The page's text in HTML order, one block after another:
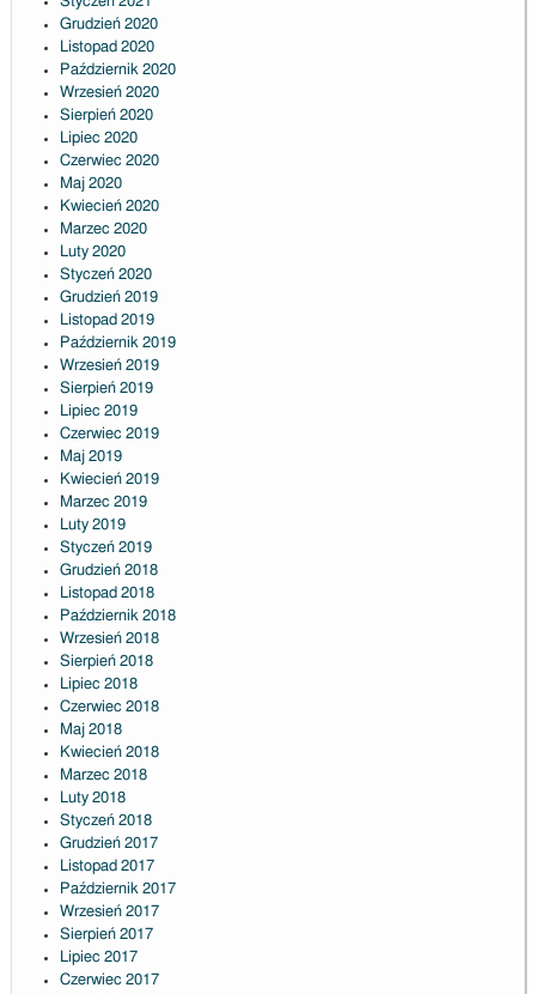
Grudzień 2020
Listopad 2020
Październik 2020
Wrzesień 2020
Sierpień 2020
Lipiec 2020
Czerwiec 2020
Maj 2020
Kwiecień 2020
Marzec 2020
Luty 2020
Styczeń 2020
Grudzień 2019
Listopad 2019
Październik 2019
Wrzesień 2019
Sierpień 2019
Lipiec 2019
Czerwiec 2019
Maj 2019
Kwiecień 2019
Marzec 2019
Luty 2019
Styczeń 2019
Grudzień 2018
Listopad 2018
Październik 2018
Wrzesień 2018
Sierpień 2018
Lipiec 2018
Czerwiec 2018
Maj 2018
Kwiecień 2018
Marzec 2018
Luty 2018
Styczeń 2018
Grudzień 2017
Listopad 2017
Październik 2017
Wrzesień 2017
Sierpień 2017
Lipiec 2017
Czerwiec 2017